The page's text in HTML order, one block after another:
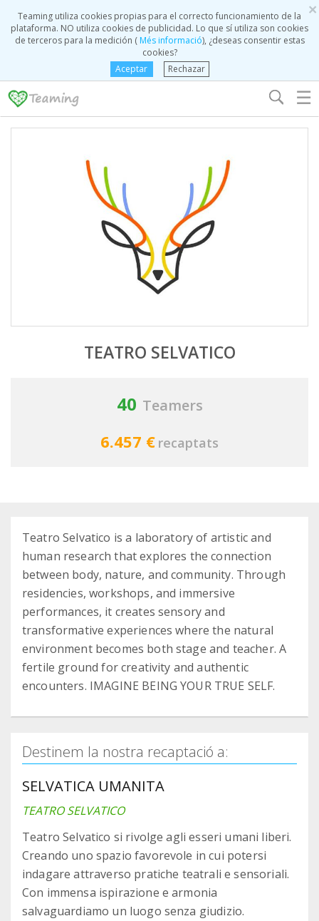
×
Teaming utiliza cookies propias para el correcto funcionamiento de la
plataforma. NO utiliza cookies de publicidad. Lo que sí utiliza son cookies
de terceros para la medición (Més informació), ¿deseas consentir estas
cookies?
Aceptar
Rechazar
☰
TEATRO SELVATICO
40 Teamers
6.457 € recaptats
Teatro Selvatico is a laboratory of artistic and
human research that explores the connection
between body, nature, and community. Through
residencies, workshops, and immersive
performances, it creates sensory and
transformative experiences where the natural
environment becomes both stage and teacher. A
fertile ground for creativity and authentic
encounters. IMAGINE BEING YOUR TRUE SELF.
Destinem la nostra recaptació a:
SELVATICA UMANITA
TEATRO SELVATICO
Teatro Selvatico si rivolge agli esseri umani liberi.
Creando uno spazio favorevole in cui potersi
indagare attraverso pratiche teatrali e sensoriali.
Con immensa ispirazione e armonia
salvaguardiamo un luogo senza giudizio.